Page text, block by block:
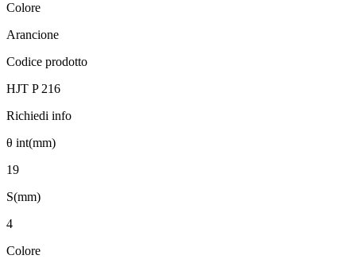
Colore
Arancione
Codice prodotto
HJT P 216
Richiedi info
θ int(mm)
19
S(mm)
4
Colore